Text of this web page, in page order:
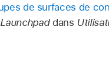
de surfaces de
dans